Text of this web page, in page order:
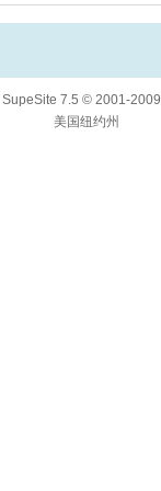
SupeSite 7.5 © 2001-2009
美国纽约州